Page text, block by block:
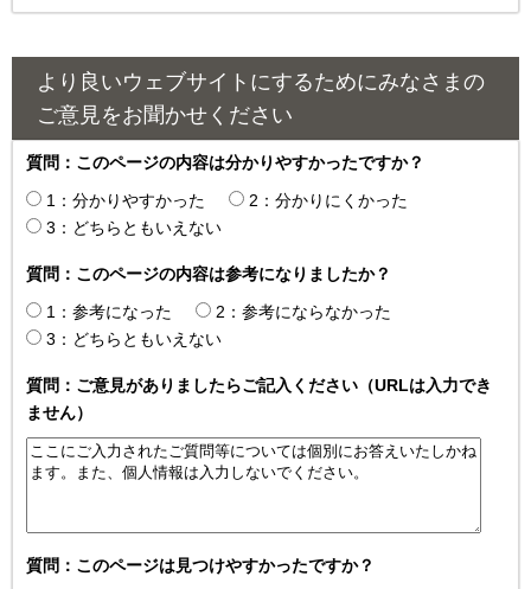
より良いウェブサイトにするためにみなさまの
ご意見をお聞かせください
質問：このページの内容は分かりやすかったですか？
1：分かりやすかった
2：分かりにくかった
3：どちらともいえない
質問：このページの内容は参考になりましたか？
1：参考になった
2：参考にならなかった
3：どちらともいえない
質問：ご意見がありましたらご記入ください（URLは入力でき
ません）
質問：このページは見つけやすかったですか？